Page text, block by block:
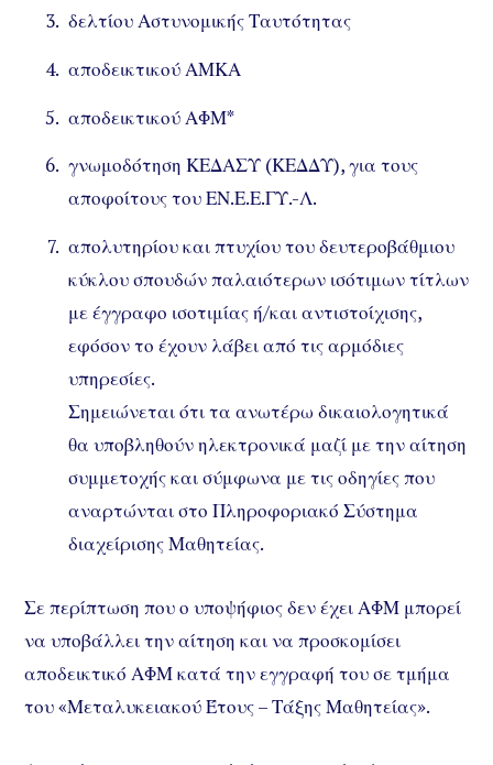
δελτίου Αστυνομικής Ταυτότητας
αποδεικτικού ΑΜΚΑ
αποδεικτικού ΑΦΜ*
γνωμοδότηση ΚΕΔΑΣΥ (ΚΕΔΔΥ), για τους
αποφοίτους του ΕΝ.Ε.Ε.ΓΥ.-Λ.
απολυτηρίου και πτυχίου του δευτεροβάθμιου
κύκλου σπουδών παλαιότερων ισότιμων τίτλων
με έγγραφο ισοτιμίας ή/και αντιστοίχισης,
εφόσον το έχουν λάβει από τις αρμόδιες
υπηρεσίες.
Σημειώνεται ότι τα ανωτέρω δικαιολογητικά
θα υποβληθούν ηλεκτρονικά μαζί με την αίτηση
συμμετοχής και σύμφωνα με τις οδηγίες που
αναρτώνται στο Πληροφοριακό Σύστημα
διαχείρισης Μαθητείας.
Σε περίπτωση που ο υποψήφιος δεν έχει ΑΦΜ μπορεί
να υποβάλλει την αίτηση και να προσκομίσει
αποδεικτικό ΑΦΜ κατά την εγγραφή του σε τμήμα
του «Μεταλυκειακού Έτους – Τάξης Μαθητείας».